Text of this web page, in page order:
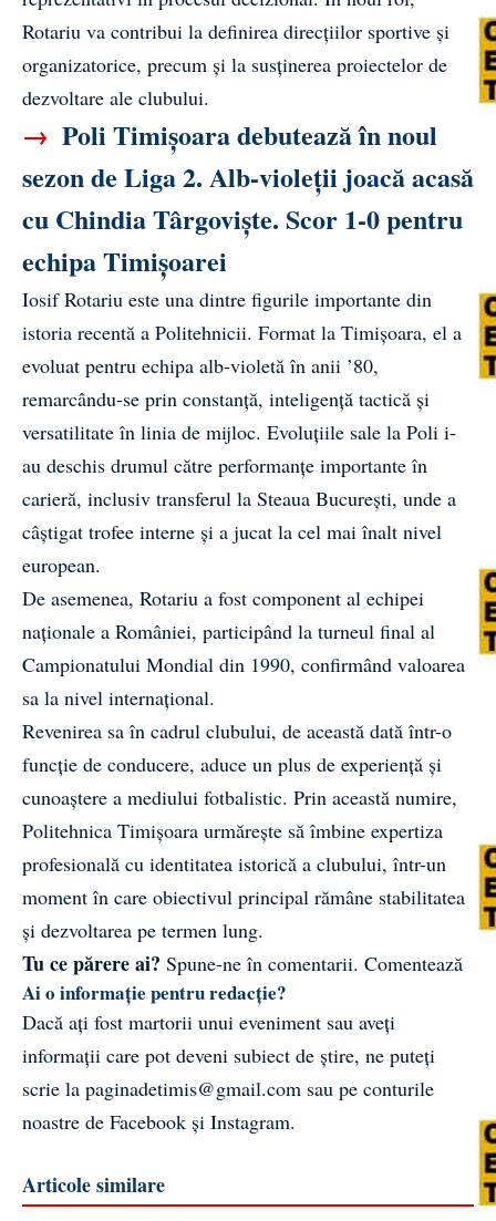
Rotariu va contribui la definirea direcțiilor sportive și
organizatorice, precum și la susținerea proiectelor de
dezvoltare ale clubului.
→ Poli Timișoara debutează în noul
sezon de Liga 2. Alb-violeții joacă acasă
cu Chindia Târgoviște. Scor 1-0 pentru
echipa Timișoarei
Iosif Rotariu este una dintre figurile importante din
istoria recentă a Politehnicii. Format la Timișoara, el a
evoluat pentru echipa alb-violetă în anii ’80,
remarcându-se prin constanță, inteligență tactică și
versatilitate în linia de mijloc. Evoluțiile sale la Poli i-
au deschis drumul către performanțe importante în
carieră, inclusiv transferul la Steaua București, unde a
câștigat trofee interne și a jucat la cel mai înalt nivel
european.
De asemenea, Rotariu a fost component al echipei
naționale a României, participând la turneul final al
Campionatului Mondial din 1990, confirmând valoarea
sa la nivel internațional.
Revenirea sa în cadrul clubului, de această dată într-o
funcție de conducere, aduce un plus de experiență și
cunoaștere a mediului fotbalistic. Prin această numire,
Politehnica Timișoara urmărește să îmbine expertiza
profesională cu identitatea istorică a clubului, într-un
moment în care obiectivul principal rămâne stabilitatea
și dezvoltarea pe termen lung.
Tu ce părere ai? Spune-ne în comentarii. Comentează
Ai o informație pentru redacție?
Dacă ați fost martorii unui eveniment sau aveți
informații care pot deveni subiect de știre, ne puteți
scrie la paginadetimis@gmail.com sau pe conturile
noastre de Facebook și Instagram.
Articole similare